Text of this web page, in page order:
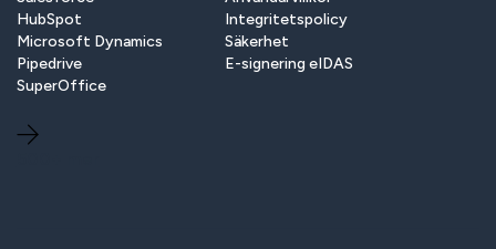
HubSpot
Microsoft Dynamics
Pipedrive
SuperOffice
Integritetspolicy
Säkerhet
E-signering eIDAS